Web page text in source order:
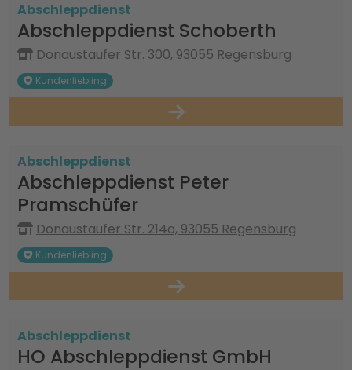
Abschleppdienst
Abschleppdienst Schoberth
Donaustaufer Str. 300, 93055 Regensburg
Kundenliebling
Abschleppdienst
Abschleppdienst Peter
Pramschüfer
Donaustaufer Str. 214a, 93055 Regensburg
Kundenliebling
Abschleppdienst
HO Abschleppdienst GmbH